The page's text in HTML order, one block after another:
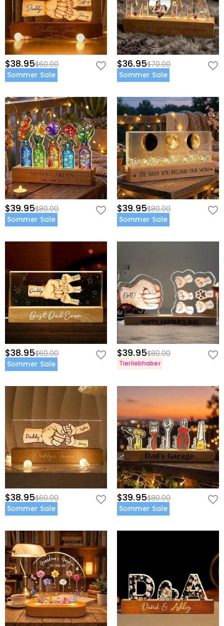
$38.95$60.00
Sommer Sale
$36.95$70.00
Sommer Sale
$39.95$80.00
Sommer Sale
$39.95$80.00
Sommer Sale
$38.95$60.00
Sommer Sale
$39.95$80.00
Tierliebhaber
$38.95$60.00
Sommer Sale
$39.95$80.00
Sommer Sale